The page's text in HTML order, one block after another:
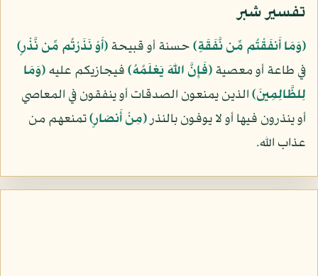
تفسير شبر
﴿وَمَا أَنفَقْتُم مِّن نَّفَقَةٍ﴾حسنة أو قبيحة﴿أَوْ نَذَرْتُم مِّن نَّذْرٍ﴾
في طاعة أو معصية﴿فَإِنَّ اللّهَ يَعْلَمُهُ﴾فيجازيكم عليه﴿وَمَا
لِلظَّالِمِينَ﴾الذين يمنعون الصدقات أو ينفقون في المعاصي
أو ينذرون فيها أو لا يوفون بالنذر﴿مِنْ أَنصَارٍ﴾تمنعهم من
عذاب الله.